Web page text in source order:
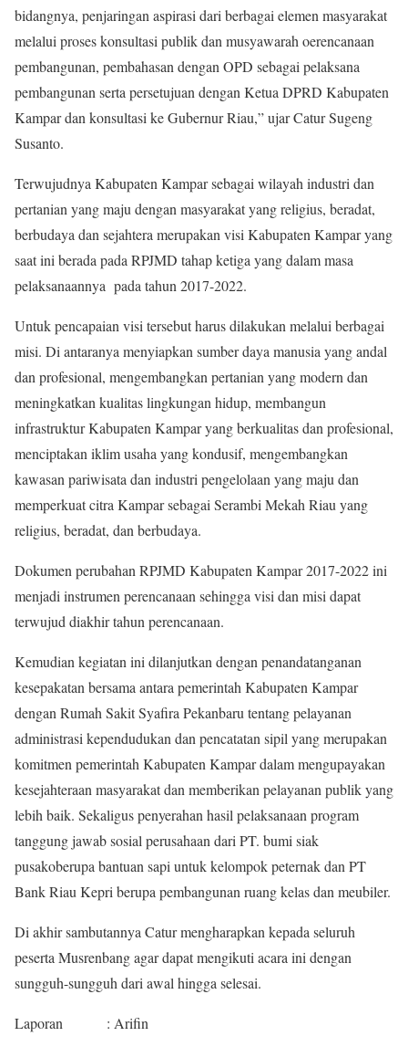
bidangnya, penjaringan aspirasi dari berbagai elemen masyarakat
melalui proses konsultasi publik dan musyawarah oerencanaan
pembangunan, pembahasan dengan OPD sebagai pelaksana
pembangunan serta persetujuan dengan Ketua DPRD Kabupaten
Kampar dan konsultasi ke Gubernur Riau,” ujar Catur Sugeng
Susanto.
Terwujudnya Kabupaten Kampar sebagai wilayah industri dan
pertanian yang maju dengan masyarakat yang religius, beradat,
berbudaya dan sejahtera merupakan visi Kabupaten Kampar yang
saat ini berada pada RPJMD tahap ketiga yang dalam masa
pelaksanaannya pada tahun 2017-2022.
Untuk pencapaian visi tersebut harus dilakukan melalui berbagai
misi. Di antaranya menyiapkan sumber daya manusia yang andal
dan profesional, mengembangkan pertanian yang modern dan
meningkatkan kualitas lingkungan hidup, membangun
infrastruktur Kabupaten Kampar yang berkualitas dan profesional,
menciptakan iklim usaha yang kondusif, mengembangkan
kawasan pariwisata dan industri pengelolaan yang maju dan
memperkuat citra Kampar sebagai Serambi Mekah Riau yang
religius, beradat, dan berbudaya.
Dokumen perubahan RPJMD Kabupaten Kampar 2017-2022 ini
menjadi instrumen perencanaan sehingga visi dan misi dapat
terwujud diakhir tahun perencanaan.
Kemudian kegiatan ini dilanjutkan dengan penandatanganan
kesepakatan bersama antara pemerintah Kabupaten Kampar
dengan Rumah Sakit Syafira Pekanbaru tentang pelayanan
administrasi kependudukan dan pencatatan sipil yang merupakan
komitmen pemerintah Kabupaten Kampar dalam mengupayakan
kesejahteraan masyarakat dan memberikan pelayanan publik yang
lebih baik. Sekaligus penyerahan hasil pelaksanaan program
tanggung jawab sosial perusahaan dari PT. bumi siak
pusakoberupa bantuan sapi untuk kelompok peternak dan PT
Bank Riau Kepri berupa pembangunan ruang kelas dan meubiler.
Di akhir sambutannya Catur mengharapkan kepada seluruh
peserta Musrenbang agar dapat mengikuti acara ini dengan
sungguh-sungguh dari awal hingga selesai.
Laporan : Arifin